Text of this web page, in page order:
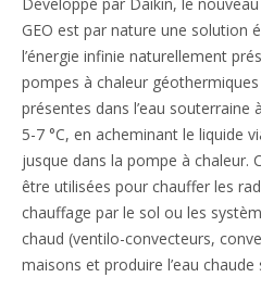
GEO est par nature une solution
l’énergie infinie naturellement
pompes à chaleur
présentes dans l’eau
5-7 °C, en acheminant le liquide
jusque dans la pompe à chaleur.
être utilisées pour chauffer les
chauffage par le sol ou les
chaud (ventilo-convecteurs,
maisons et produire l’eau chaude